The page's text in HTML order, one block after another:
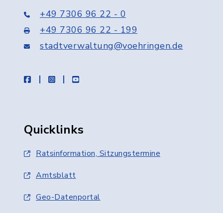
+49 7306 96 22 - 0
+49 7306 96 22 - 199
stadtverwaltung@voehringen.de
facebookinstagramyoutube
Quicklinks
Ratsinformation, Sitzungstermine
Amtsblatt
Geo-Datenportal